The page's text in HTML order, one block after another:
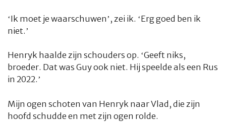
‘Ik moet je waarschuwen’, zei ik. ‘Erg goed ben ik
niet.’
Henryk haalde zijn schouders op. ‘Geeft niks,
broeder. Dat was Guy ook niet. Hij speelde als een Rus
in 2022.’
Mijn ogen schoten van Henryk naar Vlad, die zijn
hoofd schudde en met zijn ogen rolde.